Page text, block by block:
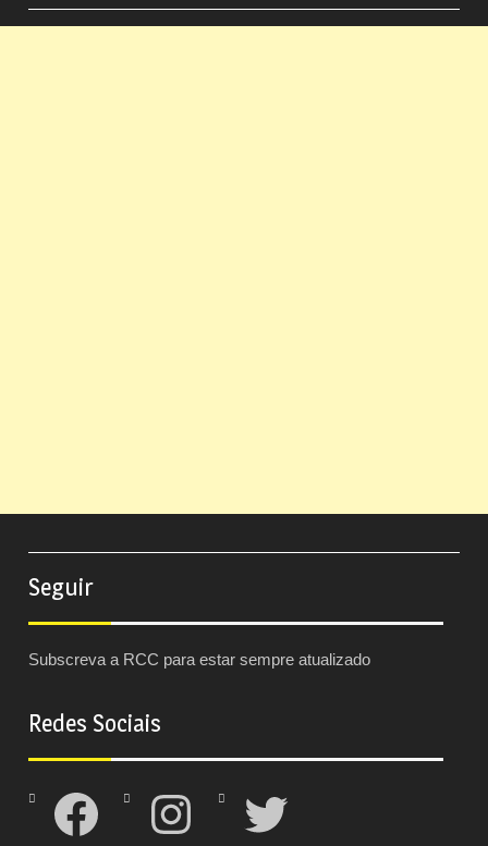
Seguir
Subscreva a RCC para estar sempre atualizado
Redes Sociais
Facebook Instagram Twitter